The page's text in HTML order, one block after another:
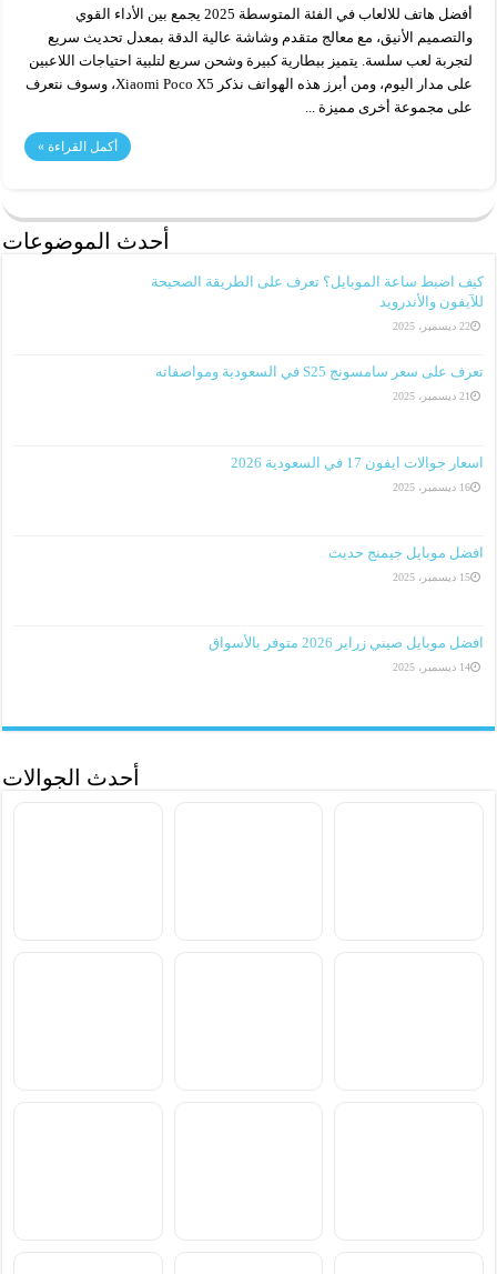
أفضل هاتف للالعاب في الفئة المتوسطة 2025 يجمع بين الأداء القوي
والتصميم الأنيق، مع معالج متقدم وشاشة عالية الدقة بمعدل تحديث سريع
لتجربة لعب سلسة. يتميز ببطارية كبيرة وشحن سريع لتلبية احتياجات اللاعبين
على مدار اليوم، ومن أبرز هذه الهواتف نذكر Xiaomi Poco X5، وسوف نتعرف
على مجموعة أخرى مميزة ...
أكمل القراءة »
أحدث الموضوعات
كيف اضبط ساعة الموبايل؟ تعرف على الطريقة الصحيحة
للآيفون والأندرويد
22 ديسمبر، 2025
تعرف على سعر سامسونج S25 في السعودية ومواصفاته
21 ديسمبر، 2025
اسعار جوالات ايفون 17 في السعودية 2026
16 ديسمبر، 2025
افضل موبايل جيمنج حديث
15 ديسمبر، 2025
افضل موبايل صيني زراير 2026 متوفر بالأسواق
14 ديسمبر، 2025
أحدث الجوالات